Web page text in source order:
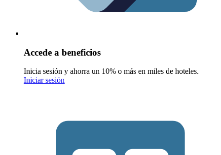
Accede a beneficios
Inicia sesión y ahorra un 10% o más en miles de hoteles.
Iniciar sesión